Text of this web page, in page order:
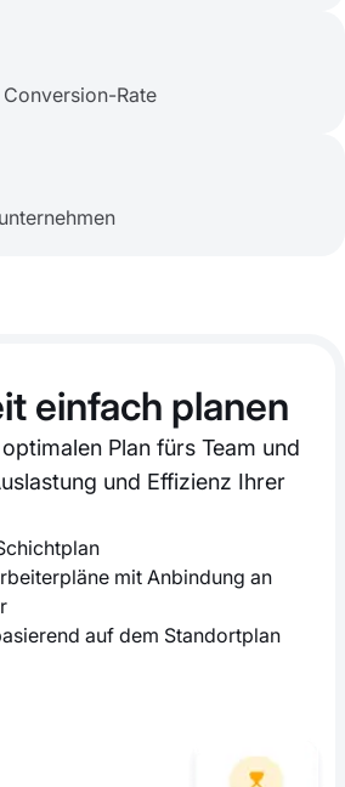
Rate
einfach planen
Plan fürs Team und
und Effizienz Ihrer
mit Anbindung an
auf dem Standortplan